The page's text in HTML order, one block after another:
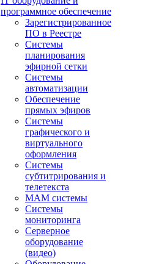
программное обеспечение
Зарегистрированное
ПО в Реестре
Системы
планирования
эфирной сетки
Системы
автоматизации
Обеспечение
прямых эфиров
Системы
графического и
виртуального
оформления
Системы
субтитрирования и
телетекста
MAM системы
Системы
мониторинга
Серверное
оборудование
(видео)